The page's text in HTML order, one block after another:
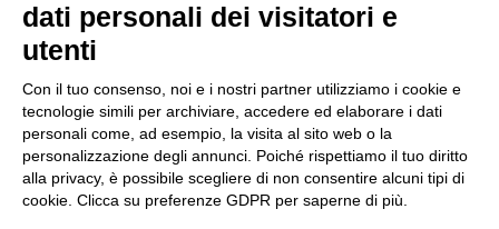
+39 035 0690366
info@intellimech.it
Copyright 2026, P.iva 03388700167
Seguici su
dati personali dei visitatori e
utenti
Con il tuo consenso, noi e i nostri partner utilizziamo i cookie e
tecnologie simili per archiviare, accedere ed elaborare i dati
personali come, ad esempio, la visita al sito web o la
personalizzazione degli annunci. Poiché rispettiamo il tuo diritto
alla privacy, è possibile scegliere di non consentire alcuni tipi di
cookie. Clicca su preferenze GDPR per saperne di più.